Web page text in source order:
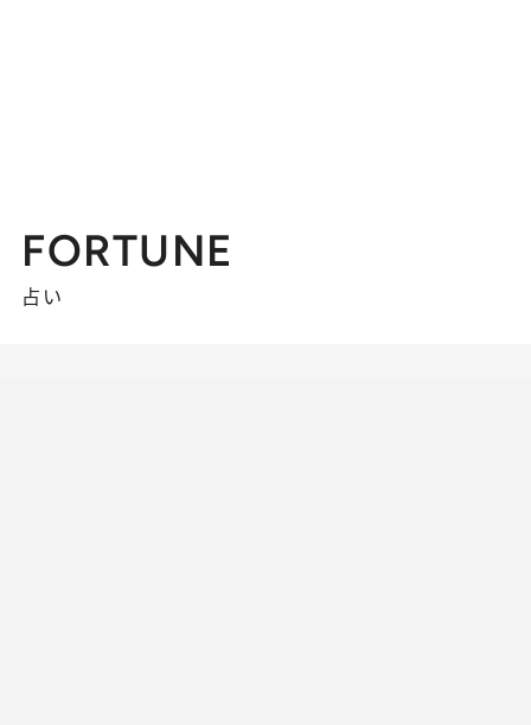
FORTUNE
占い